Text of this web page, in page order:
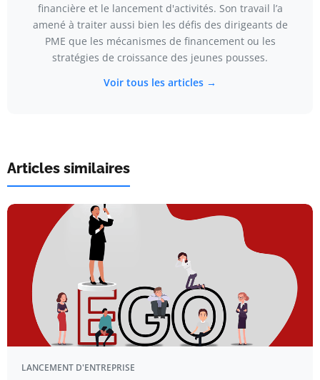
financière et le lancement d'activités. Son travail l’a
amené à traiter aussi bien les défis des dirigeants de
PME que les mécanismes de financement ou les
stratégies de croissance des jeunes pousses.
Voir tous les articles →
Articles similaires
LANCEMENT D'ENTREPRISE